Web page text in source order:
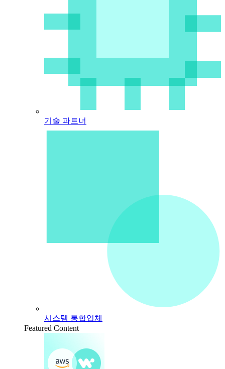
기술 파트너
시스템 통합업체
Featured Content